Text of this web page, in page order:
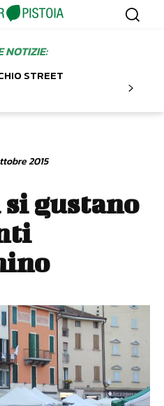
NOTIZIE:
STREET
2015
gustano